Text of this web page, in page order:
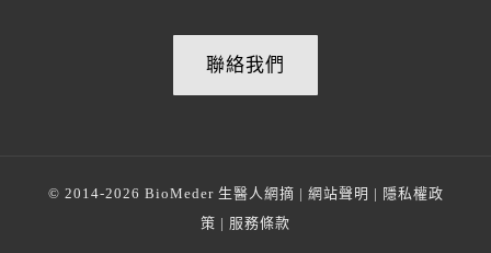
聯絡我們
© 2014-2026 BioMeder 生醫人網摘 | 網站聲明 | 隱私權政
策 | 服務條款